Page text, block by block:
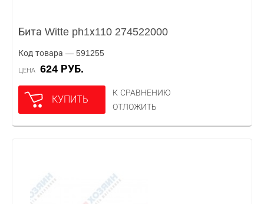
Бита Witte ph1х110 274522000
Код товара — 591255
ЦЕНА 624 РУБ.
КУПИТЬ
К СРАВНЕНИЮ
ОТЛОЖИТЬ